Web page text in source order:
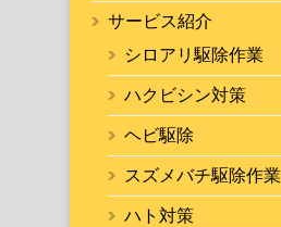
サービス紹介
シロアリ駆除作業
ハクビシン対策
ヘビ駆除
スズメバチ駆除作業
ハト対策